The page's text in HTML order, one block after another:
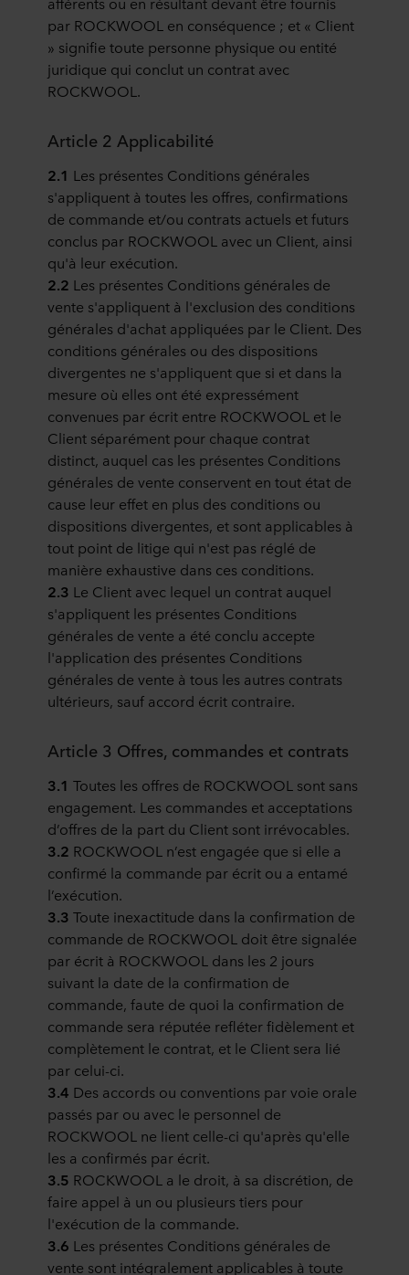
par ROCKWOOL en conséquence ; et « Client
» signifie toute personne physique ou entité
juridique qui conclut un contrat avec
ROCKWOOL.
Article 2 Applicabilité
2.1 Les présentes Conditions générales
s'appliquent à toutes les offres, confirmations
de commande et/ou contrats actuels et futurs
conclus par ROCKWOOL avec un Client, ainsi
qu'à leur exécution.
2.2 Les présentes Conditions générales de
vente s'appliquent à l'exclusion des conditions
générales d'achat appliquées par le Client. Des
conditions générales ou des dispositions
divergentes ne s'appliquent que si et dans la
mesure où elles ont été expressément
convenues par écrit entre ROCKWOOL et le
Client séparément pour chaque contrat
distinct, auquel cas les présentes Conditions
générales de vente conservent en tout état de
cause leur effet en plus des conditions ou
dispositions divergentes, et sont applicables à
tout point de litige qui n'est pas réglé de
manière exhaustive dans ces conditions.
2.3 Le Client avec lequel un contrat auquel
s'appliquent les présentes Conditions
générales de vente a été conclu accepte
l'application des présentes Conditions
générales de vente à tous les autres contrats
ultérieurs, sauf accord écrit contraire.
Article 3 Offres, commandes et contrats
3.1 Toutes les offres de ROCKWOOL sont sans
engagement. Les commandes et acceptations
d’offres de la part du Client sont irrévocables.
3.2 ROCKWOOL n’est engagée que si elle a
confirmé la commande par écrit ou a entamé
l’exécution.
3.3 Toute inexactitude dans la confirmation de
commande de ROCKWOOL doit être signalée
par écrit à ROCKWOOL dans les 2 jours
suivant la date de la confirmation de
commande, faute de quoi la confirmation de
commande sera réputée refléter fidèlement et
complètement le contrat, et le Client sera lié
par celui-ci.
3.4 Des accords ou conventions par voie orale
passés par ou avec le personnel de
ROCKWOOL ne lient celle-ci qu'après qu'elle
les a confirmés par écrit.
3.5 ROCKWOOL a le droit, à sa discrétion, de
faire appel à un ou plusieurs tiers pour
l'exécution de la commande.
3.6 Les présentes Conditions générales de
vente sont intégralement applicables à toute